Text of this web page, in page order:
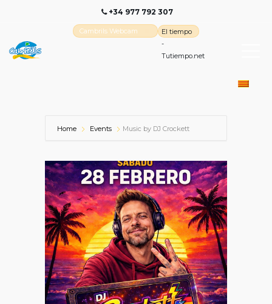
+34 977 792 307
Cambrils Webcam
El tiempo
-
Tutiempo.net
Home Events Music by DJ Crockett